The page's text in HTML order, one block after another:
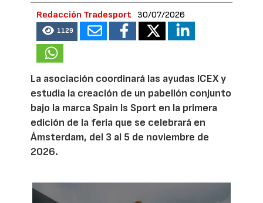
Redacción Tradesport 30/07/2026
1129
La asociación coordinará las ayudas ICEX y
estudia la creación de un pabellón conjunto
bajo la marca Spain Is Sport en la primera
edición de la feria que se celebrará en
Ámsterdam, del 3 al 5 de noviembre de
2026.